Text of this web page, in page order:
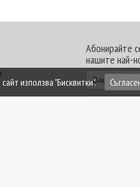
Абонирайте
нашите най-
използва "Бисквитки".